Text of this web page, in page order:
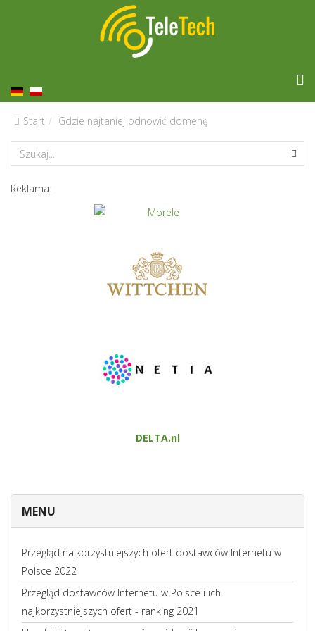
Start Gdzie najtaniej odnowić domenę
Reklama:
DELTA.nl
MENU
Przegląd najkorzystniejszych ofert dostawców Internetu w
Polsce 2022
Przegląd dostawców Internetu w Polsce i ich
najkorzystniejszych ofert - ranking 2021